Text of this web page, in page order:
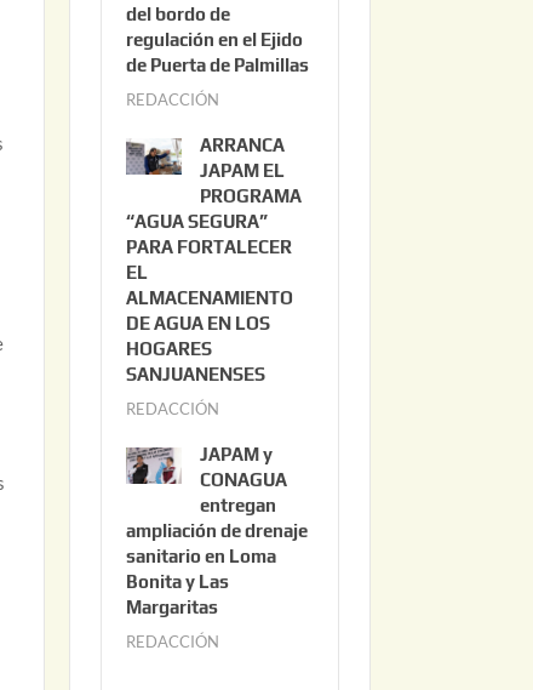
t
o
3
2
0
2
6
del bordo de
regulación en el Ejido
de Puerta de Palmillas
REDACCIÓN
l
i
o
2
0
ARRANCA
JAPAM EL
PROGRAMA
“AGUA SEGURA”
PARA FORTALECER
EL
ALMACENAMIENTO
DE AGUA EN LOS
HOGARES
SANJUANENSES
REDACCIÓN
l
i
o
2
2
JAPAM y
CONAGUA
entregan
ampliación de drenaje
sanitario en Loma
Bonita y Las
Margaritas
REDACCIÓN